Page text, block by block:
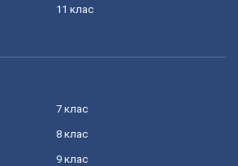
11 клас
7 клас
8 клас
9 клас